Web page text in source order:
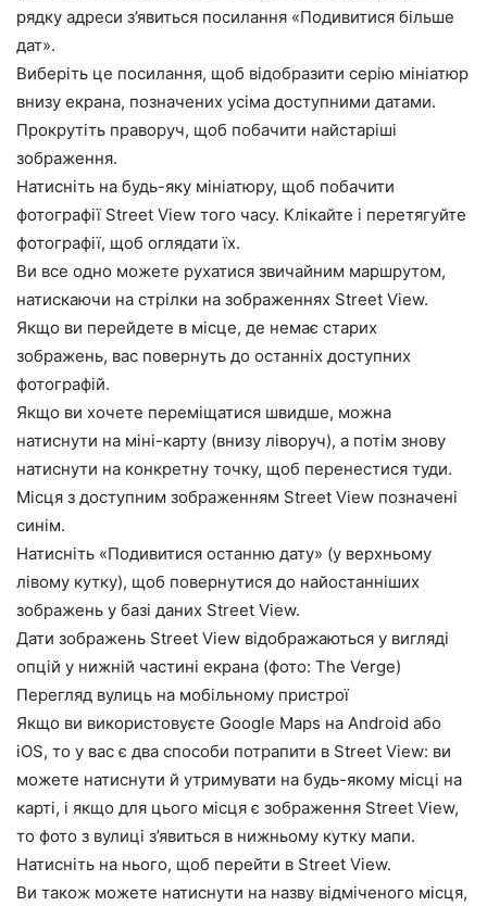
рядку адреси з’явиться посилання «Подивитися більше
дат».
Виберіть це посилання, щоб відобразити серію мініатюр
внизу екрана, позначених усіма доступними датами.
Прокрутіть праворуч, щоб побачити найстаріші
зображення.
Натисніть на будь-яку мініатюру, щоб побачити
фотографії Street View того часу. Клікайте і перетягуйте
фотографії, щоб оглядати їх.
Ви все одно можете рухатися звичайним маршрутом,
натискаючи на стрілки на зображеннях Street View.
Якщо ви перейдете в місце, де немає старих
зображень, вас повернуть до останніх доступних
фотографій.
Якщо ви хочете переміщатися швидше, можна
натиснути на міні-карту (внизу ліворуч), а потім знову
натиснути на конкретну точку, щоб перенестися туди.
Місця з доступним зображенням Street View позначені
синім.
Натисніть «Подивитися останню дату» (у верхньому
лівому кутку), щоб повернутися до найостанніших
зображень у базі даних Street View.
Дати зображень Street View відображаються у вигляді
опцій у нижній частині екрана (фото: The Verge)
Перегляд вулиць на мобільному пристрої
Якщо ви використовуєте Google Maps на Android або
iOS, то у вас є два способи потрапити в Street View: ви
можете натиснути й утримувати на будь-якому місці на
карті, і якщо для цього місця є зображення Street View,
то фото з вулиці з’явиться в нижньому кутку мапи.
Натисніть на нього, щоб перейти в Street View.
Ви також можете натиснути на назву відміченого місця,